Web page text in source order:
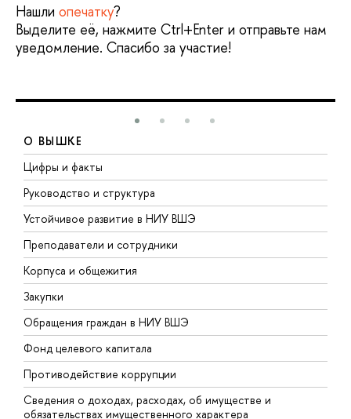
Нашли опечатку?
Выделите её, нажмите Ctrl+Enter и отправьте нам
уведомление. Спасибо за участие!
О ВЫШКЕ
Цифры и факты
Руководство и структура
Устойчивое развитие в НИУ ВШЭ
Преподаватели и сотрудники
Корпуса и общежития
Закупки
Обращения граждан в НИУ ВШЭ
Фонд целевого капитала
Противодействие коррупции
Сведения о доходах, расходах, об имуществе и
обязательствах имущественного характера